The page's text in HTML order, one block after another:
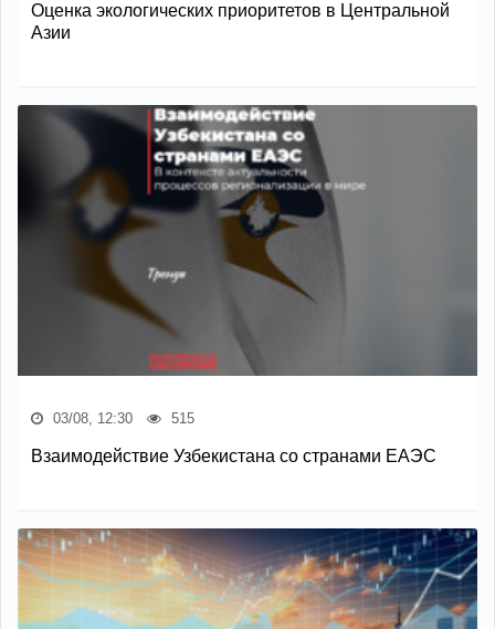
Оценка экологических приоритетов в Центральной
Азии
03/08, 12:30 515
Взаимодействие Узбекистана со странами ЕАЭС